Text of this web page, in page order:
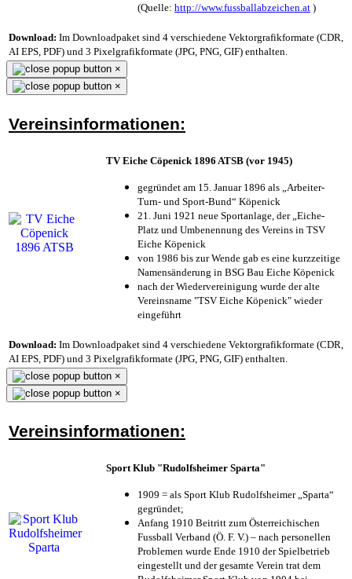
(Quelle: http://www.fussballabzeichen.at )
Download: Im Downloadpaket sind 4 verschiedene Vektorgrafikformate (CDR,
AI EPS, PDF) und 3 Pixelgrafikformate (JPG, PNG, GIF) enthalten.
×
×
Vereinsinformationen:
TV Eiche Cöpenick 1896 ATSB (vor 1945)
gegründet am 15. Januar 1896 als „Arbeiter-
Turn- und Sport-Bund“ Köpenick
21. Juni 1921 neue Sportanlage, der „Eiche-
Platz und Umbenennung des Vereins in TSV
Eiche Köpenick
von 1986 bis zur Wende gab es eine kurzzeitige
Namensänderung in BSG Bau Eiche Köpenick
nach der Wiedervereinigung wurde der alte
Vereinsname "TSV Eiche Köpenick" wieder
eingeführt
Download: Im Downloadpaket sind 4 verschiedene Vektorgrafikformate (CDR,
AI EPS, PDF) und 3 Pixelgrafikformate (JPG, PNG, GIF) enthalten.
×
×
Vereinsinformationen:
Sport Klub "Rudolfsheimer Sparta"
1909 = als Sport Klub Rudolfsheimer „Sparta“
gegründet;
Anfang 1910 Beitritt zum Österreichischen
Fussball Verband (Ö. F. V.) – nach personellen
Problemen wurde Ende 1910 der Spielbetrieb
eingestellt und der gesamte Verein trat dem